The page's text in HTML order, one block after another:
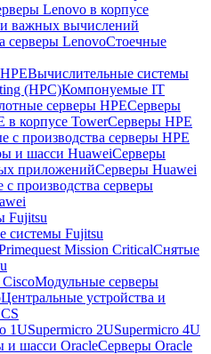
Lenovo в корпусе
важных вычислений
серверы LenovoСтоечные
Вычислительные системы
(HPC)Компонуемые IT
серверы HPEСерверы
в корпусе TowerСерверы HPE
с производства серверы HPE
и шасси HuaweiСерверы
приложенийСерверы Huawei
с производства серверы
Fujitsu
системы Fujitsu
Mission CriticalСнятые
Модульные серверы
Центральные устройства и
1USupermicro 2USupermicro 4U
и шасси OracleСерверы Oracle